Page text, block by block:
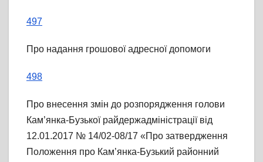
497
Про надання грошової адресної допомоги
498
Про внесення змін до розпорядження голови
Кам’янка-Бузької райдержадміністрації від
12.01.2017 № 14/02-08/17 «Про затвердження
Положення про Кам’янка-Бузький районний